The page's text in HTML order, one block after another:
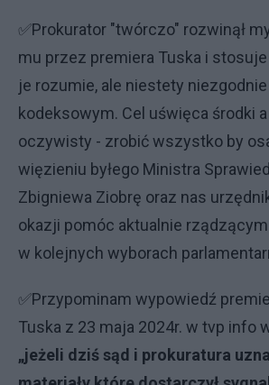
✅Prokurator "twórczo" rozwinął
mu przez premiera Tuska i
je rozumie, ale niestety
kodeksowym. Cel uświęca środki
oczywisty - zrobić wszystko by
więzieniu byłego Ministra
Zbigniewa Ziobrę oraz nas
okazji pomóc aktualnie
w kolejnych wyborach
✅Przypominam wypowiedź
Tuska z 23 maja 2024r. w tvp info
„jeżeli dziś sąd i prokuratura